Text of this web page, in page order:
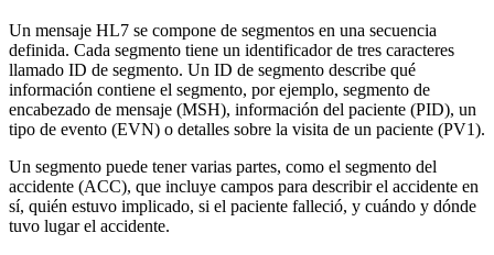
Un mensaje HL7 se compone de segmentos en una secuencia
definida. Cada segmento tiene un identificador de tres caracteres
llamado ID de segmento. Un ID de segmento describe qué
información contiene el segmento, por ejemplo, segmento de
encabezado de mensaje (MSH), información del paciente (PID), un
tipo de evento (EVN) o detalles sobre la visita de un paciente (PV1).
Un segmento puede tener varias partes, como el segmento del
accidente (ACC), que incluye campos para describir el accidente en
sí, quién estuvo implicado, si el paciente falleció, y cuándo y dónde
tuvo lugar el accidente.